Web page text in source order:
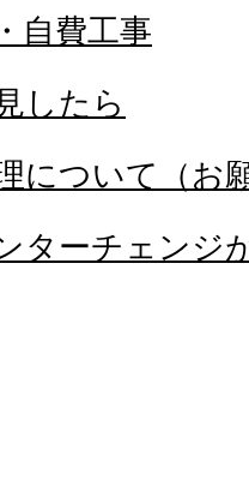
自費工事
したら
について（お
ターチェンジ